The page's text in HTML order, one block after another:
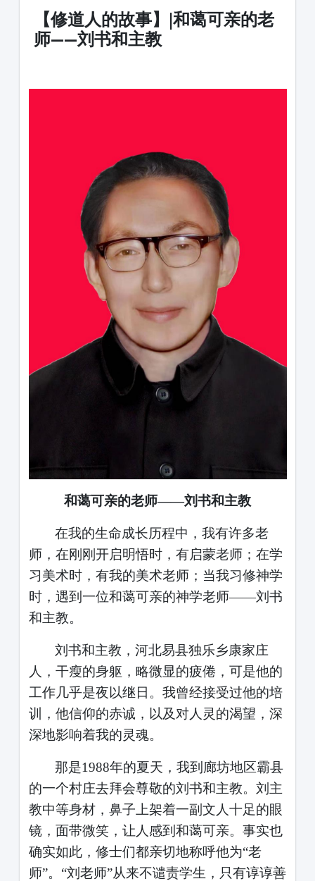
【修道人的故事】|和蔼可亲的老
师——刘书和主教
和蔼可亲的老师——刘书和主教
在我的生命成长历程中，我有许多老
师，在刚刚开启明悟时，有启蒙老师；在学
习美术时，有我的美术老师；当我习修神学
时，遇到一位和蔼可亲的神学老师——刘书
和主教。
刘书和主教，河北易县独乐乡康家庄
人，干瘦的身躯，略微显的疲倦，可是他的
工作几乎是夜以继日。我曾经接受过他的培
训，他信仰的赤诚，以及对人灵的渴望，深
深地影响着我的灵魂。
那是1988年的夏天，我到廊坊地区霸县
的一个村庄去拜会尊敬的刘书和主教。刘主
教中等身材，鼻子上架着一副文人十足的眼
镜，面带微笑，让人感到和蔼可亲。事实也
确实如此，修士们都亲切地称呼他为“老
师”。“刘老师”从来不谴责学生，只有谆谆善